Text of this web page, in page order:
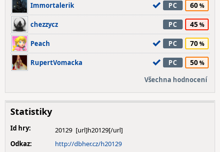
Immortalerik PC 60
chezzycz PC 45
Peach PC 70
RupertVomacka PC 50
Všechna hodnocení
Statistiky
Id hry:
20129
Odkaz:
http://dbher.cz/h20129